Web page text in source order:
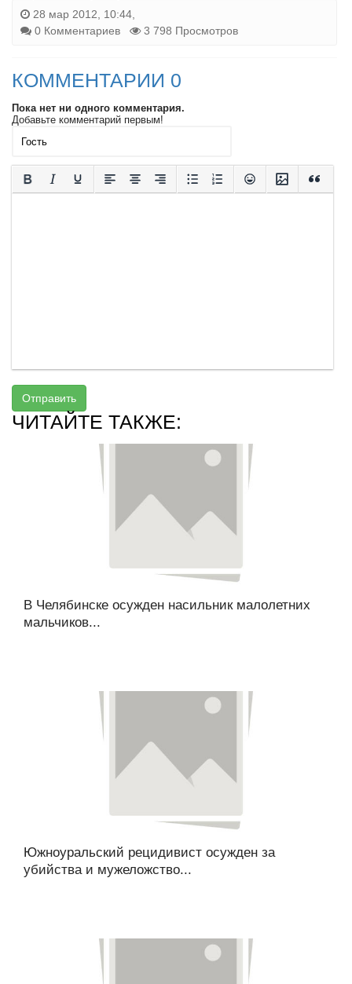
28 мар 2012, 10:44,
0 Комментариев
3 798 Просмотров
КОММЕНТАРИИ 0
Пока нет ни одного комментария.
Добавьте комментарий первым!
Отправить
ЧИТАЙТЕ ТАКЖЕ:
В Челябинске осужден насильник малолетних
мальчиков...
Южноуральский рецидивист осужден за
убийства и мужеложство...